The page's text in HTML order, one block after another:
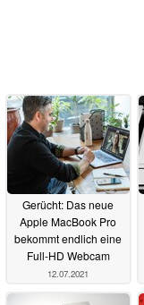
Gerücht: Das neue
Apple MacBook Pro
bekommt endlich eine
Full-HD Webcam
12.07.2021